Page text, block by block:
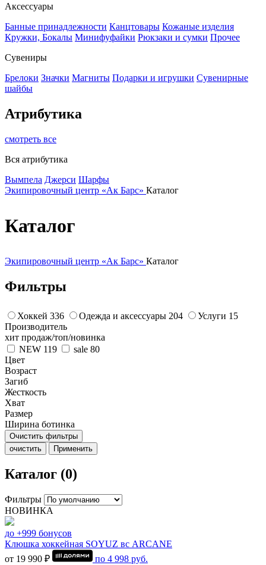
Аксессуары
Банные принадлежности Канцтовары Кожаные изделия
Кружки, Бокалы Минифуфайки Рюкзаки и сумки Прочее
Сувениры
Брелоки Значки Магниты Подарки и игрушки Сувенирные
шайбы
Атрибутика
смотреть все
Вся атрибутика
Вымпела Джерси Шарфы
Экипировочный центр «Ак Барс» Каталог
Каталог
Экипировочный центр «Ак Барс» Каталог
Фильтры
Хоккей 336 Одежда и аксессуары 204 Услуги 15
Производитель
хит продаж/топ/новинка
NEW 119 sale 80
Цвет
Возраст
Загиб
Жесткость
Хват
Размер
Ширина ботинка
Очистить фильтры
очистить
Применить
Каталог (0)
Фильтры
НОВИНКА
до +999 бонусов
Клюшка хоккейная SOYUZ вс ARCANE
от 19 990 ₽
по 4 998 руб.